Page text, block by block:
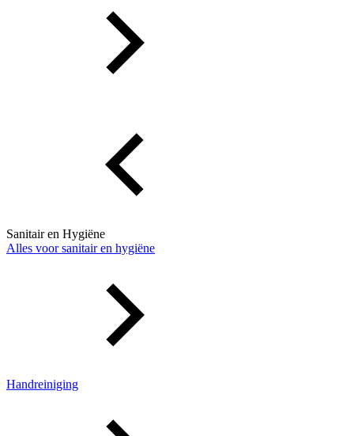
Sanitair en Hygiëne
Alles voor sanitair en hygiëne
Handreiniging